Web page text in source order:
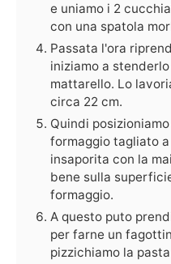
e uniamo i 2
con una spatola
Passata l'ora
iniziamo a
mattarello. Lo
circa 22 cm.
Quindi
formaggio tagliato
insaporita con la
bene sulla
formaggio.
A questo puto
per farne un
pizzichiamo la